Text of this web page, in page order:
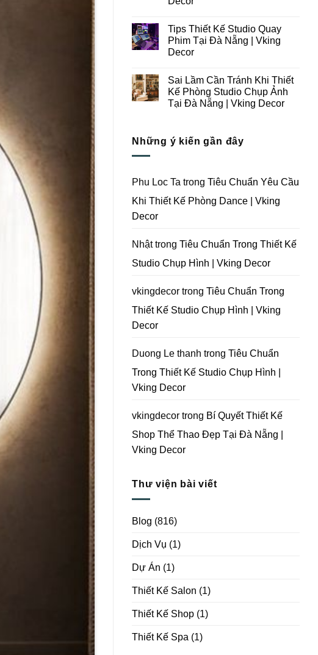
Tại
Vking
Decor
Ý
Kế
Thi
Công
Trọn
Quay
Phim
Tại
Đà
Nẵng
bình
luận
ở
Những
Khi
Thiết
Kế
Thi
Công
Trường
Tại
Vking
Decor
Tips Thiết Kế Studio Quay
Phim Tại Đà Nẵng | Vking
Decor
bình
luận
ở
Tips
Quay
Phim
Vking
Sai Lầm Cần Tránh Khi Thiết
Kế Phòng Studio Chụp Ảnh
Tại Đà Nẵng | Vking Decor
luận
ở
Tránh
Khi
Kế
Tại
Đà
Nẵng
|
Những ý kiến gần đây
Phu Loc Ta trong Tiêu Chuẩn Yêu Cầu
Khi Thiết Kế Phòng Dance | Vking
Decor
Nhậttrong Tiêu Chuẩn Trong Thiết Kế
Studio Chụp Hình | Vking Decor
vkingdecor trong Tiêu Chuẩn Trong
Thiết Kế Studio Chụp Hình | Vking
Decor
Duong Le thanh trong Tiêu Chuẩn
Trong Thiết Kế Studio Chụp Hình |
Vking Decor
vkingdecor trong Bí Quyết Thiết Kế
Shop Thể Thao Đẹp Tại Đà Nẵng |
Vking Decor
Thư viện bài viết
Blog (816)
Dịch Vụ (1)
Dự Án (1)
Thiết Kế Salon (1)
Thiết Kế Shop (1)
Thiết Kế Spa (1)